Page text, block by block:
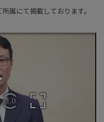
属にて掲載しております。